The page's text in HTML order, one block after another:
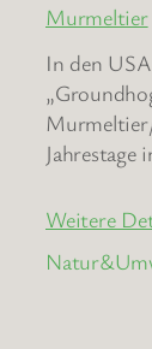
Murmeltier
In den
Jahrestage
Weitere